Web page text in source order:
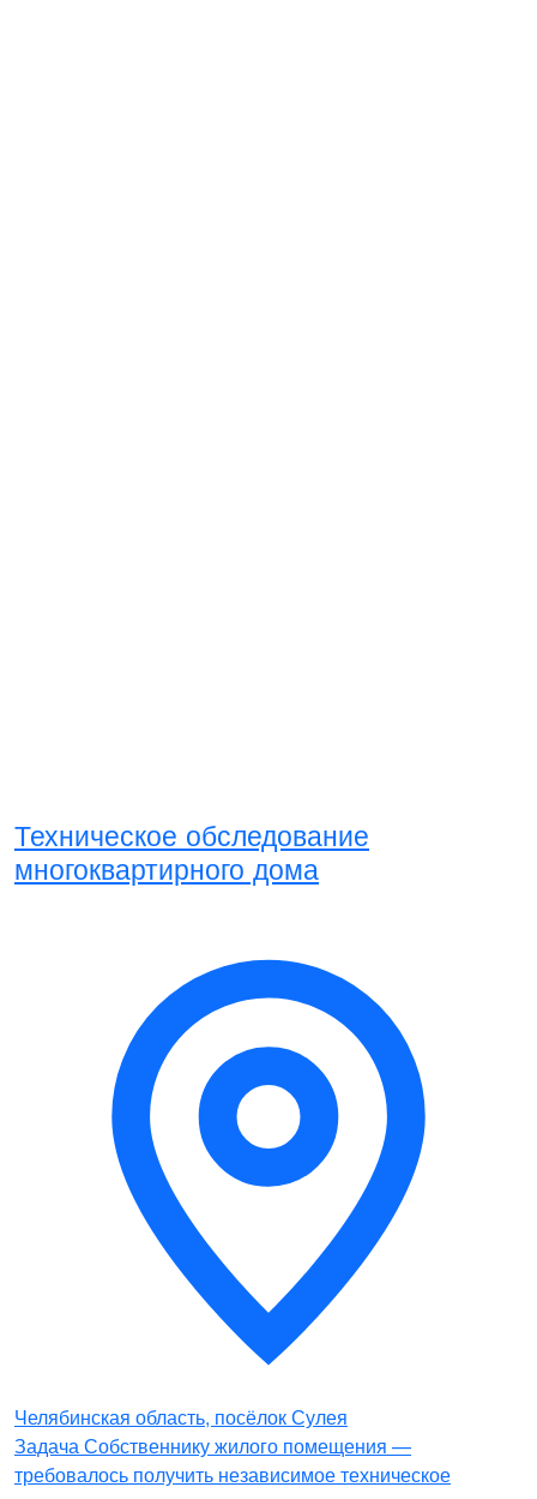
Техническое обследование
многоквартирного дома
Челябинская область, посёлок Сулея
Задача Собственнику жилого помещения —
требовалось получить независимое техническое